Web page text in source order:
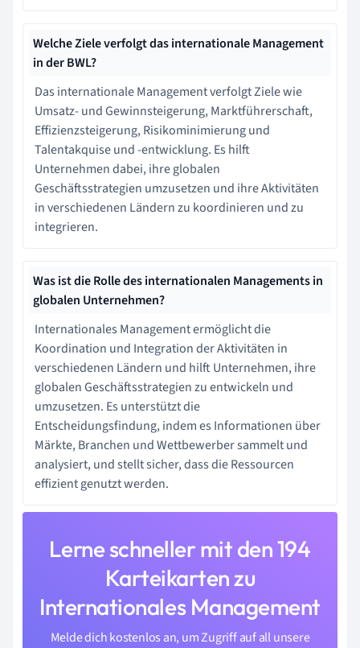
Welche Ziele verfolgt das internationale Management
in der BWL?
Das internationale Management verfolgt Ziele wie
Umsatz- und Gewinnsteigerung, Marktführerschaft,
Effizienzsteigerung, Risikominimierung und
Talentakquise und -entwicklung. Es hilft
Unternehmen dabei, ihre globalen
Geschäftsstrategien umzusetzen und ihre Aktivitäten
in verschiedenen Ländern zu koordinieren und zu
integrieren.
Was ist die Rolle des internationalen Managements in
globalen Unternehmen?
Internationales Management ermöglicht die
Koordination und Integration der Aktivitäten in
verschiedenen Ländern und hilft Unternehmen, ihre
globalen Geschäftsstrategien zu entwickeln und
umzusetzen. Es unterstützt die
Entscheidungsfindung, indem es Informationen über
Märkte, Branchen und Wettbewerber sammelt und
analysiert, und stellt sicher, dass die Ressourcen
effizient genutzt werden.
Lerne schneller mit den 194
Karteikarten zu
Internationales Management
Melde dich kostenlos an, um Zugriff auf all unsere